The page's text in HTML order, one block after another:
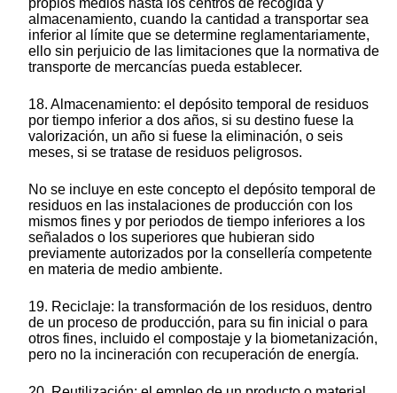
almacenamiento, cuando la cantidad a transportar sea
inferior al límite que se determine reglamentariamente,
ello sin perjuicio de las limitaciones que la normativa de
transporte de mercancías pueda establecer.
18. Almacenamiento: el depósito temporal de residuos
por tiempo inferior a dos años, si su destino fuese la
valorización, un año si fuese la eliminación, o seis
meses, si se tratase de residuos peligrosos.
No se incluye en este concepto el depósito temporal de
residuos en las instalaciones de producción con los
mismos fines y por periodos de tiempo inferiores a los
señalados o los superiores que hubieran sido
previamente autorizados por la consellería competente
en materia de medio ambiente.
19. Reciclaje: la transformación de los residuos, dentro
de un proceso de producción, para su fin inicial o para
otros fines, incluido el compostaje y la biometanización,
pero no la incineración con recuperación de energía.